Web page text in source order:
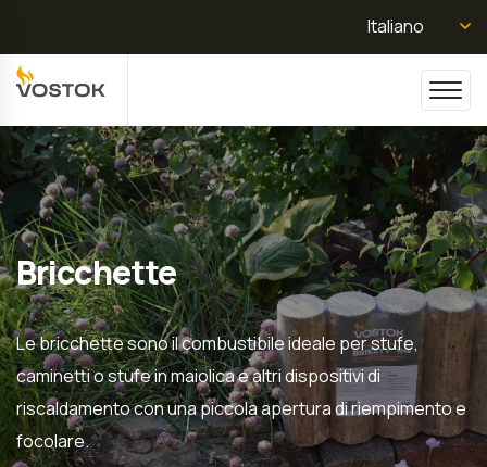
Italiano
Bricchette
Le bricchette sono il combustibile ideale per stufe,
caminetti o stufe in maiolica e altri dispositivi di
riscaldamento con una piccola apertura di riempimento e
focolare.